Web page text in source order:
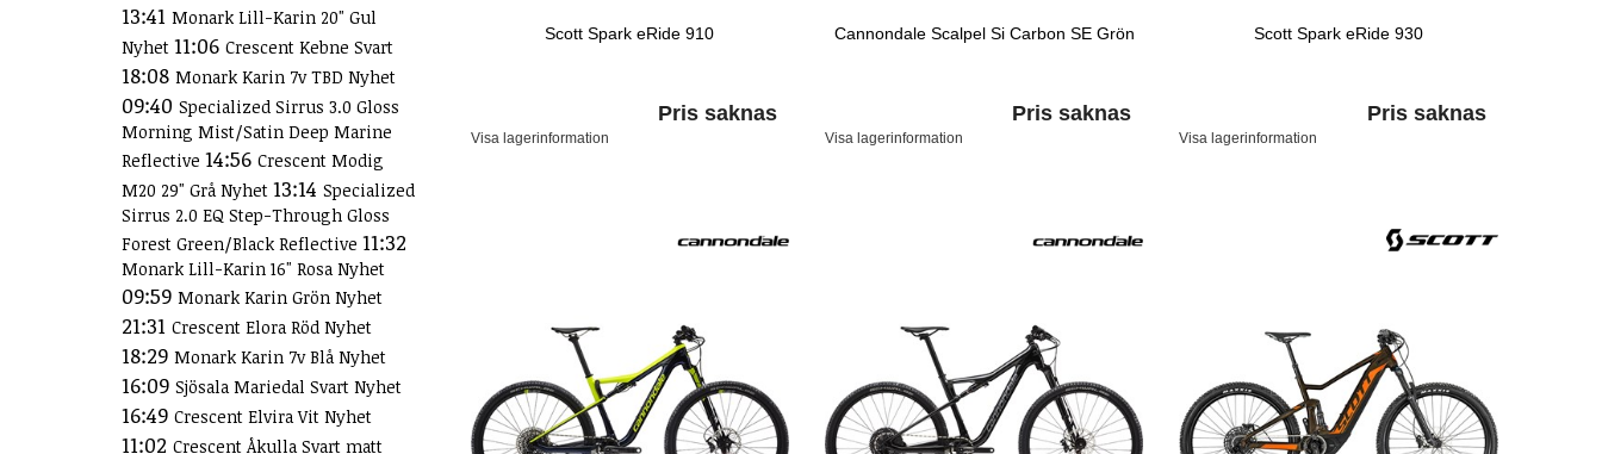
13:41 Monark Lill-Karin 20" Gul
Nyhet 11:06 Crescent Kebne Svart
18:08 Monark Karin 7v TBD Nyhet
09:40 Specialized Sirrus 3.0 Gloss
Morning Mist/Satin Deep Marine
Reflective 14:56 Crescent Modig
M20 29" Grå Nyhet 13:14 Specialized
Sirrus 2.0 EQ Step-Through Gloss
Forest Green/Black Reflective 11:32
Monark Lill-Karin 16" Rosa Nyhet
09:59 Monark Karin Grön Nyhet
21:31 Crescent Elora Röd Nyhet
18:29 Monark Karin 7v Blå Nyhet
16:09 Sjösala Mariedal Svart Nyhet
16:49 Crescent Elvira Vit Nyhet
11:02 Crescent Åkulla Svart matt
Scott Spark eRide 910
Pris saknas
Visa lagerinformation
Cannondale Scalpel Si Carbon SE Grön
Pris saknas
Visa lagerinformation
Scott Spark eRide 930
Pris saknas
Visa lagerinformation